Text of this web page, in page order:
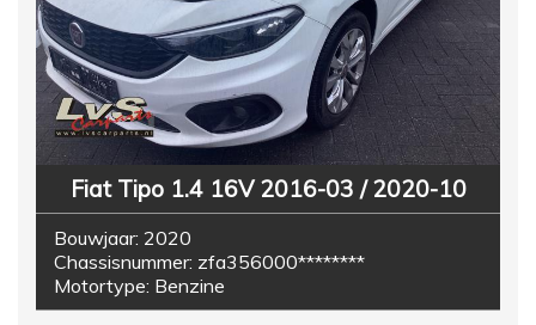
Fiat Tipo 1.4 16V 2016-03 / 2020-10
Bouwjaar: 2020
Chassisnummer: zfa356000********
Motortype: Benzine